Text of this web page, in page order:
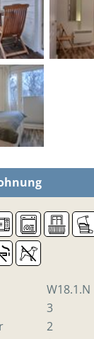
W18.1.N
3
2